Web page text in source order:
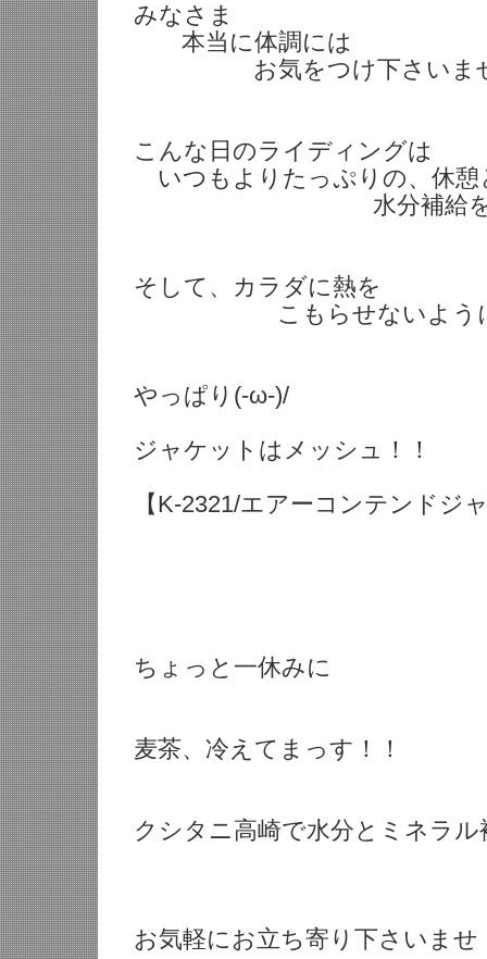
みなさま
本当に体調には
お気をつけ下さいま
こんな日のライディングは
いつもよりたっぷりの、休憩
水分補給を
そして、カラダに熱を
こもらせないよう
やっぱり(-ω-)/
ジャケットはメッシュ！！
【K-2321/エアーコンテンドジ
ちょっと一休みに
麦茶、冷えてまっす！！
クシタニ高崎で水分とミネラル
お気軽にお立ち寄り下さいませ